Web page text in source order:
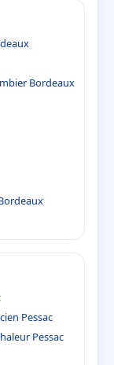
Bordeaux
Pessac
Pessac